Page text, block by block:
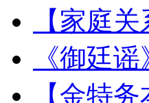
【家庭
《御廷
【金特